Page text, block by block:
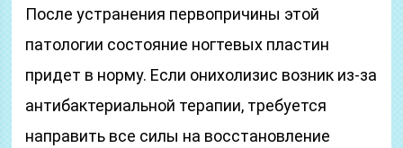
После устранения первопричины этой
патологии состояние ногтевых пластин
придет в норму. Если онихолизис возник из-за
антибактериальной терапии, требуется
направить все силы на восстановление